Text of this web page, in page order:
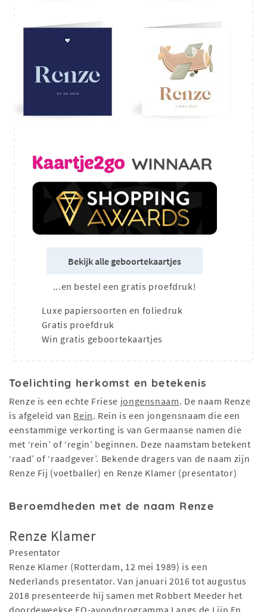
Bekijk alle geboortekaartjes
...en bestel een gratis proefdruk!
Luxe papiersoorten en foliedruk
Gratis proefdruk
Win gratis geboortekaartjes
Toelichting herkomst en betekenis
Renze is een echte Friese jongensnaam. De naam Renze
is afgeleid van Rein. Rein is een jongensnaam die een
eenstammige verkorting is van Germaanse namen die
met ‘rein’ of ‘regin’ beginnen. Deze naamstam betekent
‘raad’ of ‘raadgever’. Bekende dragers van de naam zijn
Renze Fij (voetballer) en Renze Klamer (presentator)
Beroemdheden met de naam Renze
Renze Klamer
Presentator
Renze Klamer (Rotterdam, 12 mei 1989) is een
Nederlands presentator. Van januari 2016 tot augustus
2018 presenteerde hij samen met Robbert Meeder het